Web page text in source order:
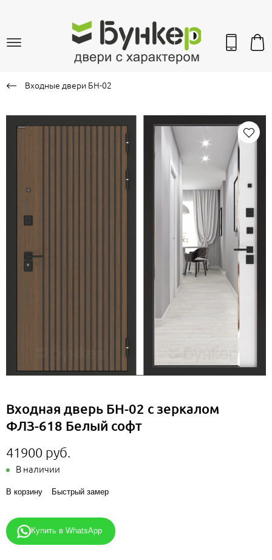
Входные двери БН-02
Входная дверь БН-02 с зеркалом
ФЛЗ-618 Белый софт
41900 руб.
В наличии
В корзину Быстрый замер
Купить в WhatsApp